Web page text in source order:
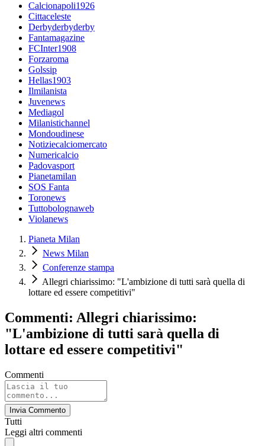
Calcionapoli1926
Cittaceleste
Derbyderbyderby
Fantamagazine
FCInter1908
Forzaroma
Golssip
Hellas1903
Ilmilanista
Juvenews
Mediagol
Milanistichannel
Mondoudinese
Notiziecalciomercato
Numericalcio
Padovasport
Pianetamilan
SOS Fanta
Toronews
Tuttobolognaweb
Violanews
Pianeta Milan
News Milan
Conferenze stampa
Allegri chiarissimo: "L'ambizione di tutti sarà quella di
lottare ed essere competitivi"
Commenti: Allegri chiarissimo:
"L'ambizione di tutti sarà quella di
lottare ed essere competitivi"
Commenti
Invia Commento
Tutti
Leggi altri commenti